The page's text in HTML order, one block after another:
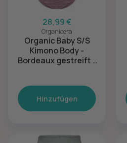
28,99 €
Organicera
Organic Baby S/S
Kimono Body -
Bordeaux gestreift -
Hinzufügen